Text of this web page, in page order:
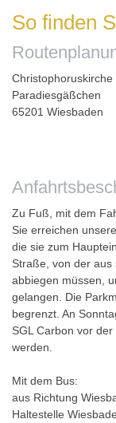
So finden
Paradiesgäßchen
65201 Wiesbaden
Zu Fuß, mit dem
Sie erreichen
die sie zum
Straße , von der
abbiegen müssen,
gelangen. Die
begrenzt. An
SGL Carbon vor
werden.
Mit dem Bus:
aus Richtung
Haltestelle